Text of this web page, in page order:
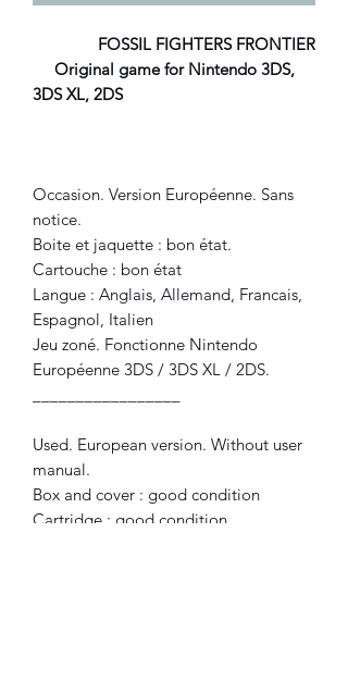
FOSSIL FIGHTERS FRONTIER
Original game for Nintendo 3DS,
3DS XL, 2DS
Occasion. Version Européenne. Sans
notice.
Boite et jaquette : bon état.
Cartouche : bon état
Langue : Anglais, Allemand, Francais,
Espagnol, Italien
Jeu zoné. Fonctionne Nintendo
Européenne 3DS / 3DS XL / 2DS.
Used. European version. Without user
manual.
Box and cover : good condition
Cartridge : good condition